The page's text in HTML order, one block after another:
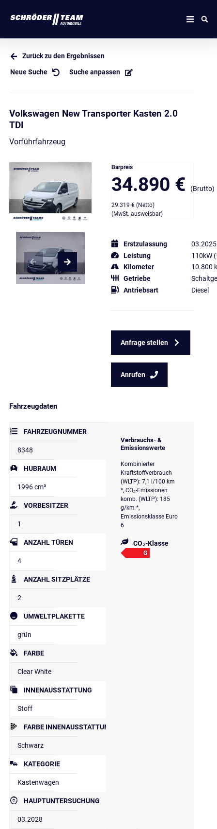
Zurück zu den Ergebnissen
Neue Suche Suche anpassen
Volkswagen New Transporter Kasten 2.0
TDI
Vorführfahrzeug
Barpreis
34.890 € (Brutto)
29.319 € (Netto)
(MwSt. ausweisbar)
Erstzulassung
03.2025
Leistung
110kW
Kilometer
10.800
Getriebe
Antriebsart
Diesel
Anfrage stellen
Anrufen
Fahrzeugdaten
FAHRZEUGNUMMER
8348
HUBRAUM
1996 cm³
VORBESITZER
1
ANZAHL TÜREN
4
ANZAHL SITZPLÄTZE
2
UMWELTPLAKETTE
grün
FARBE
Clear White
INNENAUSSTATTUNG
Stoff
FARBE INNENAUSSTATTUNG
Schwarz
KATEGORIE
Kastenwagen
HAUPTUNTERSUCHUNG
03.2028
Verbrauchs- &
Emissionswerte
Kombinierter
Kraftstoffverbrauch
(WLTP): 7,1 l/100 km
*, CO₂-Emissionen
komb. (WLTP): 185
g/km *,
Emissionsklasse Euro
6
CO₂-Klasse
G